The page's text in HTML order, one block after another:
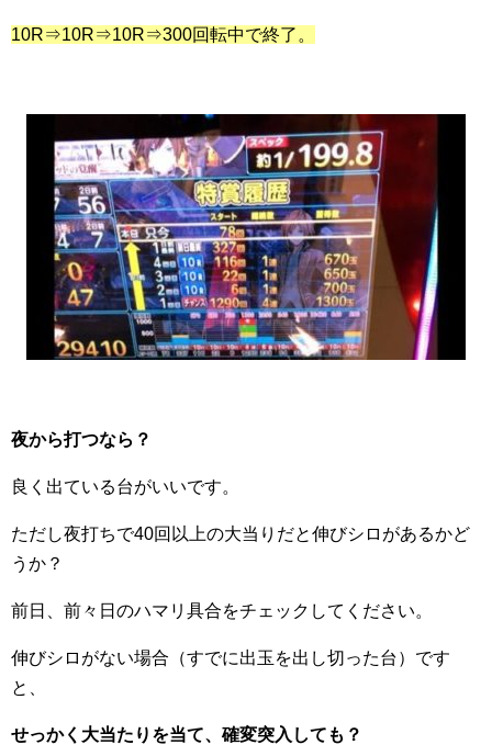
10R⇒10R⇒10R⇒300回転中で終了。
夜から打つなら？
良く出ている台がいいです。
ただし夜打ちで40回以上の大当りだと伸びシロがあるかど
うか？
前日、前々日のハマリ具合をチェックしてください。
伸びシロがない場合（すでに出玉を出し切った台）です
と、
せっかく大当たりを当て、確変突入しても？